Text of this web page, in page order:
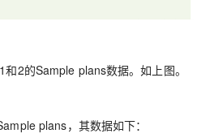
2的Sample plans数据。如上图。
plans，其数据如下：